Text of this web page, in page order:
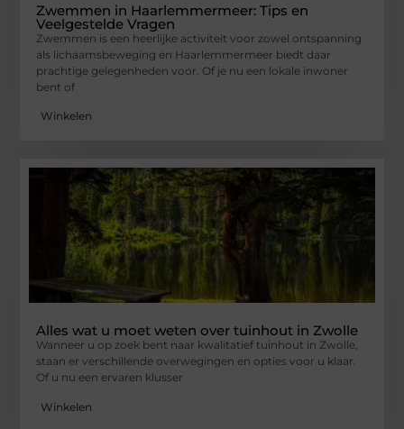
Zwemmen in Haarlemmermeer: Tips en
Veelgestelde Vragen
Zwemmen is een heerlijke activiteit voor zowel ontspanning
als lichaamsbeweging en Haarlemmermeer biedt daar
prachtige gelegenheden voor. Of je nu een lokale inwoner
bent of
Winkelen
Alles wat u moet weten over tuinhout in Zwolle
Wanneer u op zoek bent naar kwalitatief tuinhout in Zwolle,
staan er verschillende overwegingen en opties voor u klaar.
Of u nu een ervaren klusser
Winkelen